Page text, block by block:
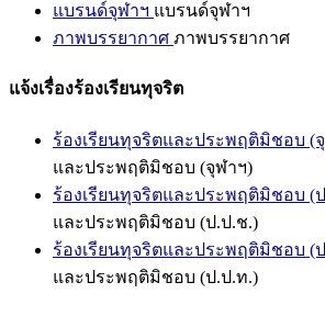
แบรนด์จุฬาฯ แบรนด์จุฬาฯ
ภาพบรรยากาศ ภาพบรรยากาศ
แจ้งเรื่องร้องเรียนทุจริต
ร้องเรียนทุจริตและประพฤติมิชอบ (
และประพฤติมิชอบ (จุฬาฯ)
ร้องเรียนทุจริตและประพฤติมิชอบ (
และประพฤติมิชอบ (ป.ป.ช.)
ร้องเรียนทุจริตและประพฤติมิชอบ (
และประพฤติมิชอบ (ป.ป.ท.)